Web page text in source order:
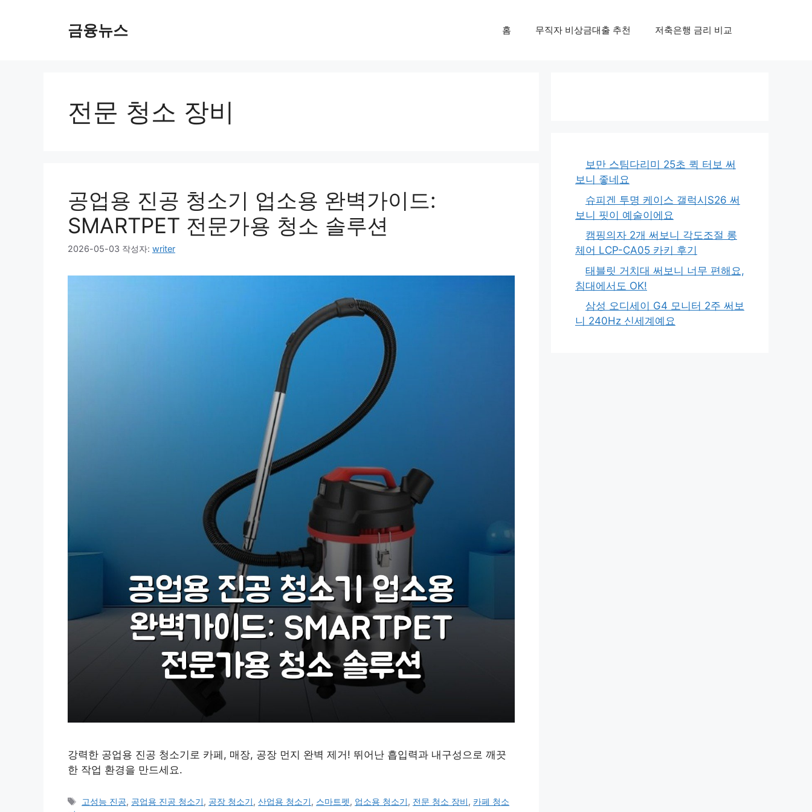
금융뉴스 홈 무직자 비상금대출 추천 저축은행 금리 비교
전문 청소 장비
공업용 진공 청소기 업소용 완벽가이드:
SMARTPET 전문가용 청소 솔루션
2026-05-03 작성자: writer
강력한 공업용 진공 청소기로 카페, 매장, 공장 먼지 완벽 제거! 뛰어난 흡입력과 내구성으로 깨끗
한 작업 환경을 만드세요.
태
고성능 진공, 공업용 진공 청소기, 공장 청소기,산업용 청소기, 스마트펫, 업소용 청소기, 전문 청소 장비, 카페 청소
보만 스팀다리미 25초 퀵 터보 써
보니 좋네요
슈피겐 투명 케이스 갤럭시S26 써
보니 핏이 예술이에요
캠핑의자 2개 써보니 각도조절 롱
체어 LCP-CA05 카키 후기
태블릿 거치대 써보니 너무 편해요,
침대에서도 OK!
삼성 오디세이 G4 모니터 2주 써보
니 240Hz 신세계예요